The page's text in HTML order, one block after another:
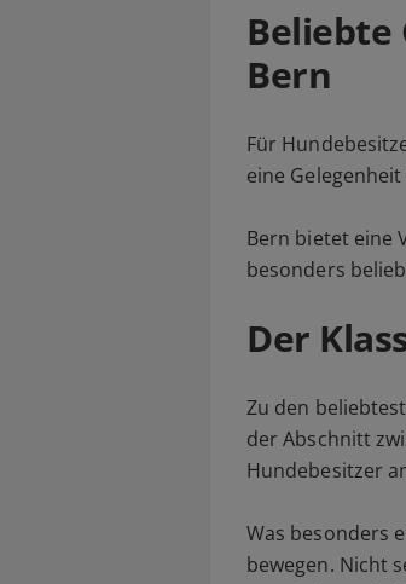
Bern
Für
eine
Bern bietet eine
besonders
Der
Zu den
der Abschnitt
Hundebesitzer
Was besonders
bewegen. Nicht